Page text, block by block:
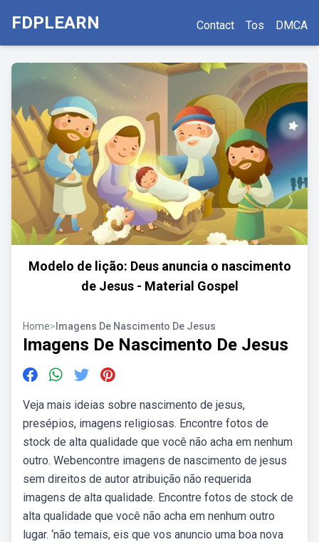
FDPLEARN Contact Tos DMCA
Modelo de lição: Deus anuncia o nascimento
de Jesus - Material Gospel
Home> Imagens De Nascimento De Jesus
Imagens De Nascimento De Jesus
Veja mais ideias sobre nascimento de jesus,
presépios, imagens religiosas. Encontre fotos de
stock de alta qualidade que você não acha em nenhum
outro. Webencontre imagens de nascimento de jesus
sem direitos de autor atribuição não requerida
imagens de alta qualidade. Encontre fotos de stock de
alta qualidade que você não acha em nenhum outro
lugar. ‘não temais, eis que vos anuncio uma boa nova